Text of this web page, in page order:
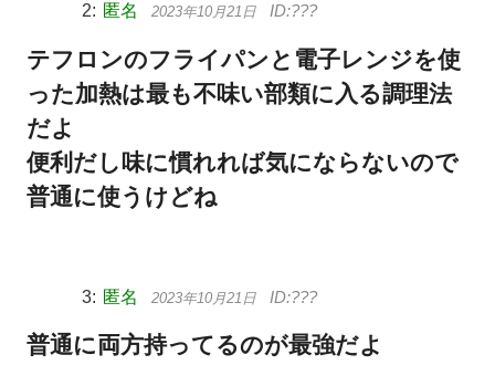
匿名 2023年10月21日
テフロンのフライパンと電子レンジを使
った加熱は最も不味い部類に入る調理法
だよ
便利だし味に慣れれば気にならないので
普通に使うけどね
匿名 2023年10月21日
普通に両方持ってるのが最強だよ